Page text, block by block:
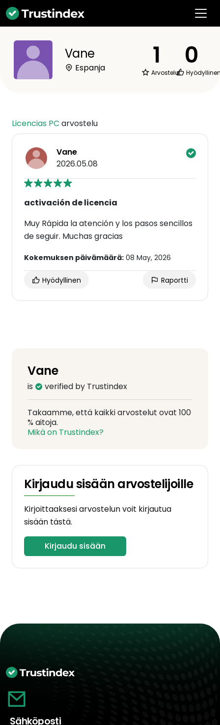
Vane
Espanja 1
Arvostelut
0
Licencias PC arvostelu
Vane
2026.05.08
activación de licencia
Muy Rápida la atención y los pasos sencillos
de seguir. Muchas gracias
Kokemuksen päivämäärä: 08 May, 2026
Hyödyllinen Raportti
Vane
is verified by Trustindex
Takaamme, että kaikki arvostelut ovat 100
% aitoja.
Mikä on Trustindex?
Kirjaudu sisään arvostelijoille
Kirjoittaaksesi arvostelun voit kirjautua
sisään tästä.
Kirjaudu sisään
Sähköposti